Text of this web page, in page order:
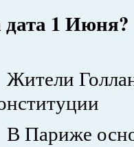
1 Июня?
Жители
В Париже